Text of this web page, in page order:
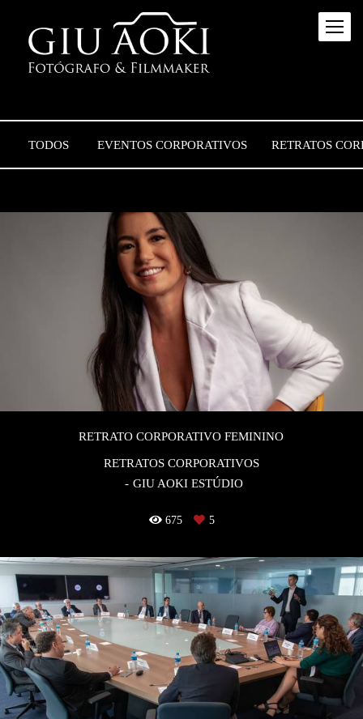
TODOS EVENTOS CORPORATIVOS RETRATOS
RETRATO CORPORATIVO FEMININO
RETRATOS CORPORATIVOS
GIU AOKI ESTÚDIO
675 5